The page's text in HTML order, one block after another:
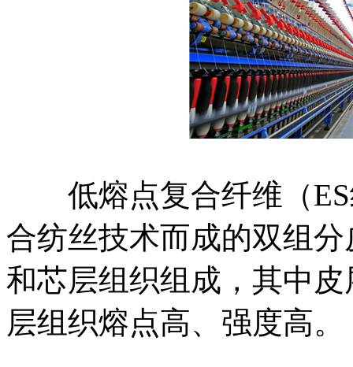
低熔点复合纤维（ES
合纺丝技术而成的双组
和芯层组织组成，其中
层组织熔点高、强度高。